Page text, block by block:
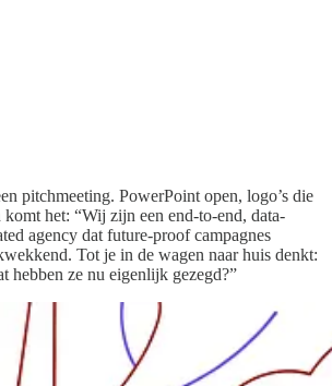
pitchmeeting. PowerPoint open, logo’s die
het: “Wij zijn een end-to-end, data-
agency dat future-proof campagnes
Tot je in de wagen naar huis denkt:
hebben ze nu eigenlijk gezegd?”